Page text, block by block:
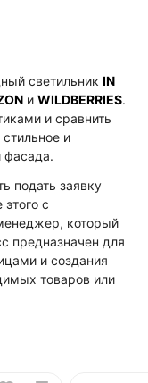
светильник IN
и WILDBERRIES.
и сравнить
и
фасада.
подать заявку
этого с
который
предназначен для
и создания
товаров или